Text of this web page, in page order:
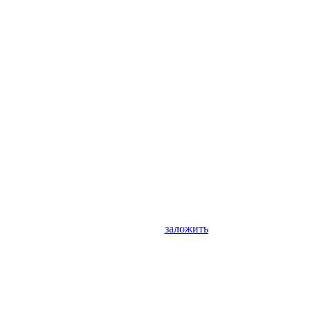
заложить